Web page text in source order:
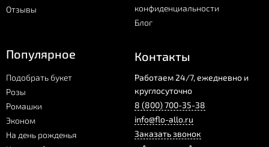
Отзывы
конфиденциальности
Блог
Популярное
Подобрать букет
Розы
Ромашки
Эконом
На день рожденья
Контакты
Работаем 24/7, ежедневно и
круглосуточно
8 (800) 700-35-38
info@flo-allo.ru
Заказать звонок